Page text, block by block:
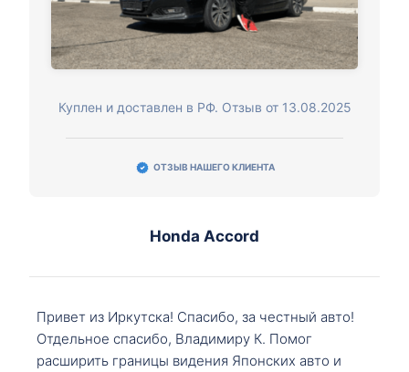
Куплен и доставлен в РФ. Отзыв от 13.08.2025
ОТЗЫВ НАШЕГО КЛИЕНТА
Honda Accord
Привет из Иркутска! Спасибо, за честный авто!
Отдельное спасибо, Владимиру К. Помог
расширить границы видения Японских авто и